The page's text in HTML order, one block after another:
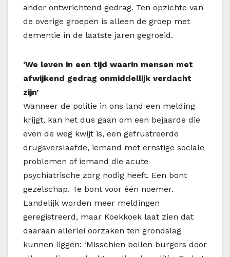
ander ontwrichtend gedrag. Ten opzichte van
de overige groepen is alleen de groep met
dementie in de laatste jaren gegroeid.
‘We leven in een tijd waarin mensen met
afwijkend gedrag onmiddellijk verdacht
zijn’
Wanneer de politie in ons land een melding
krijgt, kan het dus gaan om een bejaarde die
even de weg kwijt is, een gefrustreerde
drugsverslaafde, iemand met ernstige sociale
problemen of iemand die acute
psychiatrische zorg nodig heeft. Een bont
gezelschap. Te bont voor één noemer.
Landelijk worden meer meldingen
geregistreerd, maar Koekkoek laat zien dat
daaraan allerlei oorzaken ten grondslag
kunnen liggen: ‘Misschien bellen burgers door